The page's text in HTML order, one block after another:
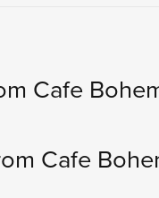
Cafe
Cafe